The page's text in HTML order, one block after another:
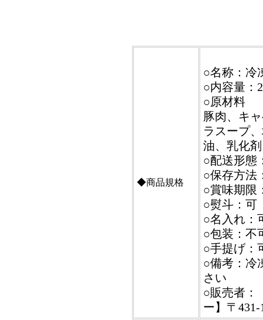
◆商品規格
○名称：冷
○内容量：
○原材料
豚肉、キ
ラスープ
油、乳化
○配送形態
○保存方法
○賞味期限
○熨斗：可
○名入れ：
○包装：不
○手提げ：
○備考：冷
さい
○販売者：
ー】〒